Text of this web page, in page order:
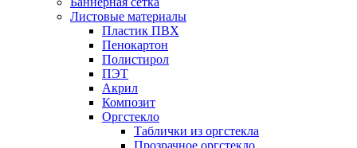
Листовые материалы
Пластик ПВХ
Пенокартон
Полистирол
ПЭТ
Акрил
Композит
Оргстекло
Таблички из оргстекла
Прозрачное оргстекло